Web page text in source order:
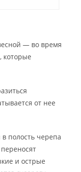
— во время
которые
от нее
полость черепа
и острые